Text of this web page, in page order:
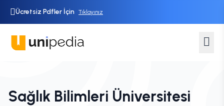
Ücretsiz Pdfler İçin Tıklayınız
Sağlık Bilimleri Üniversitesi